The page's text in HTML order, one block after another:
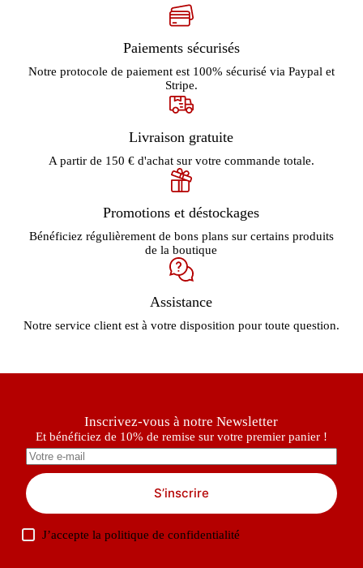
Paiements sécurisés
Notre protocole de paiement est 100% sécurisé via Paypal et
Stripe.
Livraison gratuite
A partir de 150 € d'achat sur votre commande totale.
Promotions et déstockages
Bénéficiez régulièrement de bons plans sur certains produits
de la boutique
Assistance
Notre service client est à votre disposition pour toute question.
Inscrivez-vous à notre Newsletter
Et bénéficiez de 10% de remise sur votre premier panier !
S’inscrire
J’accepte lapolitique de confidentialité